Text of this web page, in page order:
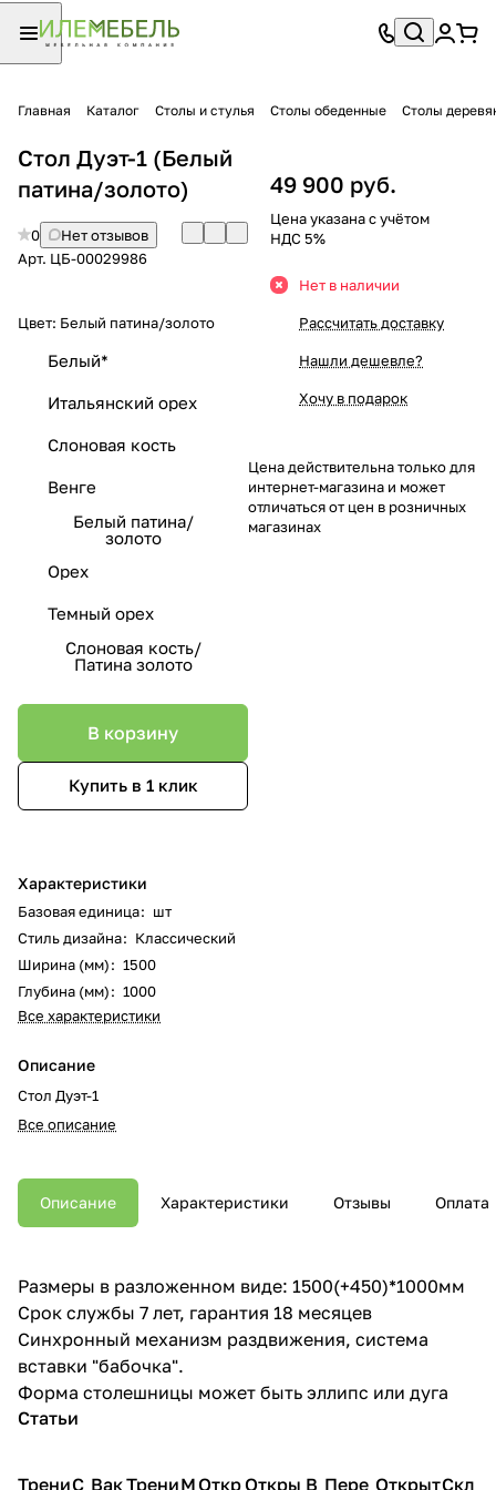
Главная Каталог Столы и стулья Столы обеденные Столы
Стол Дуэт-1 (Белый
патина/золото)
0
Нет отзывов
Арт. ЦБ-00029986
Цвет: Белый патина/золото
Белый*
Итальянский орех
Слоновая кость
Венге
Белый патина/
золото
Орех
Темный орех
Слоновая кость/
Патина золото
В корзину
Купить в 1 клик
Характеристики
Базовая единица: шт
Стиль дизайна: Классический
Ширина (мм): 1500
Глубина (мм): 1000
Все характеристики
Описание
Стол Дуэт-1
Все описание
49 900 руб.
Цена указана с учётом
НДС 5%
Нет в наличии
Рассчитать доставку
Нашли дешевле?
Хочу в подарок
Цена действительна только для
интернет-магазина и может
отличаться от цен в розничных
магазинах
Описание Характеристики Отзывы Оплата
Размеры в разложенном виде: 1500(+450)*1000мм
Срок службы 7 лет, гарантия 18 месяцев
Синхронный механизм раздвижения, система
вставки "бабочка".
Форма столешницы может быть эллипс или дуга
Статьи
ТрениС ВакТрениМОткрОткры В Пере ОткрытСкл